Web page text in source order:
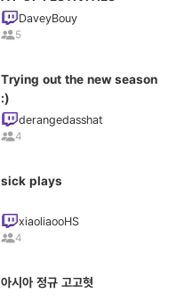
DaveyBouy
5
Trying out the new season
:)
derangedasshat
4
sick plays
xiaoliaooHS
4
아시아 정규 고고혓